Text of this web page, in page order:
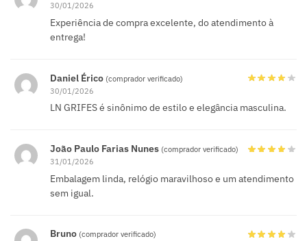
30/01/2026
Experiência de compra excelente, do atendimento à
entrega!
Daniel Érico (comprador verificado)
30/01/2026
LN GRIFES é sinônimo de estilo e elegância masculina.
João Paulo Farias Nunes (comprador verificado)
31/01/2026
Embalagem linda, relógio maravilhoso e um atendimento
sem igual.
Bruno (comprador verificado)